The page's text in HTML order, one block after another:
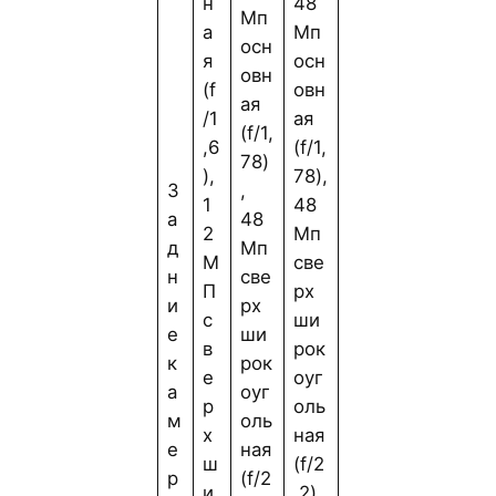
З
а
д
н
и
е
к
а
м
е
р
а
я
(f
/1
,6
),
1
2
М
П
с
в
е
р
х
ш
Мп
осн
овн
ая
(f/1,
78)
,
48
Мп
све
рх
ши
рок
оуг
оль
ная
(f/2
Мп
осн
овн
ая
(f/1,
78),
48
Мп
све
рх
ши
рок
оуг
оль
ная
(f/2